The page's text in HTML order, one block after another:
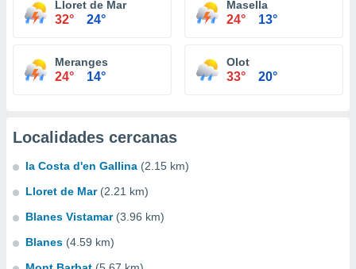
Lloret de Mar
32° 24°
Masella
24° 13°
Meranges
24° 14°
Olot
33° 20°
Localidades cercanas
la Costa d'en Gallina (2.15 km)
Lloret de Mar (2.21 km)
Blanes Vistamar (3.96 km)
Blanes (4.59 km)